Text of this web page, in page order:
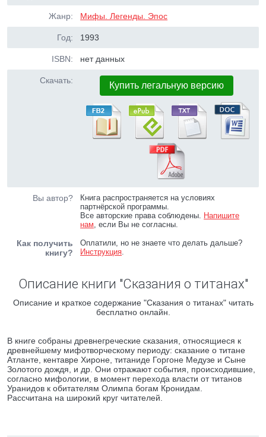
Жанр: Мифы. Легенды. Эпос
Год: 1993
ISBN: нет данных
Скачать: Купить легальную версию
Вы автор?
Книга распространяется на условиях
партнёрской программы.
Все авторские права соблюдены. Напишите
нам, если Вы не согласны.
Как получить
книгу?
Оплатили, но не знаете что делать дальше?
Инструкция.
Описание книги "Сказания о титанах"
Описание и краткое содержание "Сказания о титанах" читать
бесплатно онлайн.
В книге собраны древнегреческие сказания, относящиеся к
древнейшему мифотворческому периоду: сказание о титане
Атланте, кентавре Хироне, титаниде Горгоне Медузе и Сыне
Золотого дождя, и др. Они отражают события, происходившие,
согласно мифологии, в момент перехода власти от титанов
Уранидов к обитателям Олимпа богам Кронидам.
Рассчитана на широкий круг читателей.